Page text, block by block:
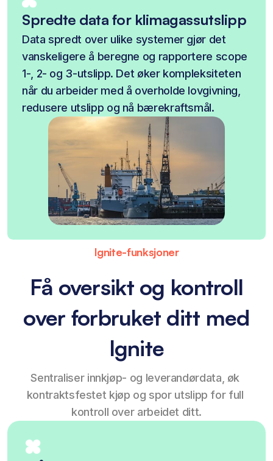
Spredte data for klimagassutslipp
Data spredt over ulike systemer gjør det
vanskeligere å beregne og rapportere scope
1-, 2- og 3-utslipp. Det øker kompleksiteten
når du arbeider med å overholde lovgivning,
redusere utslipp og nå bærekraftsmål.
Ignite-funksjoner
Få oversikt og kontroll
over forbruket ditt med
Ignite
Sentraliser innkjøp- og leverandørdata, øk
kontraktsfestet kjøp og spor utslipp for full
kontroll over arbeidet ditt.